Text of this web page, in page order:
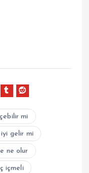
mi
iyi gelir mi
ne olur
içmeli